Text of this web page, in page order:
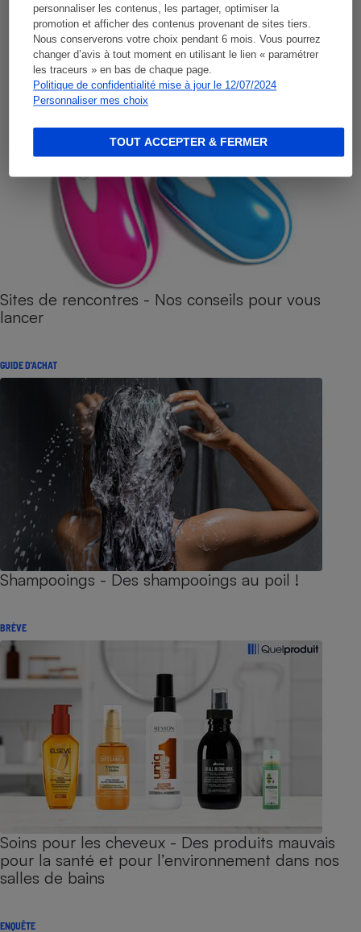
personnaliser les contenus, les partager, optimiser la
promotion et afficher des contenus provenant de sites tiers.
Nous conserverons votre choix pendant 6 mois. Vous pourrez
changer d’avis à tout moment en utilisant le lien « paramétrer
les traceurs » en bas de chaque page.
Politique de confidentialité mise à jour le 12/07/2024
Personnaliser mes choix
TOUT ACCEPTER & FERMER
Sites de rencontres - Nos conseils pour vous
lancer
GUIDE D'ACHAT
Shampooings - Des shampooings au poil !
BRÈVE
Soins pour les cheveux - Des produits mauvais
pour la santé et pour l’environnement dans nos
salles de bains
ENQUÊTE